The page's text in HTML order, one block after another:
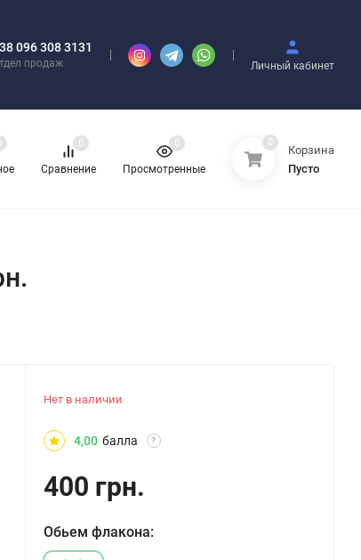
096 308 3131
продаж Личный кабинет
Сравнение
0
Просмотренные
0 0
Корзина
Пусто
Нет в наличии
4,00 балла ?
400 грн.
Обьем флакона: